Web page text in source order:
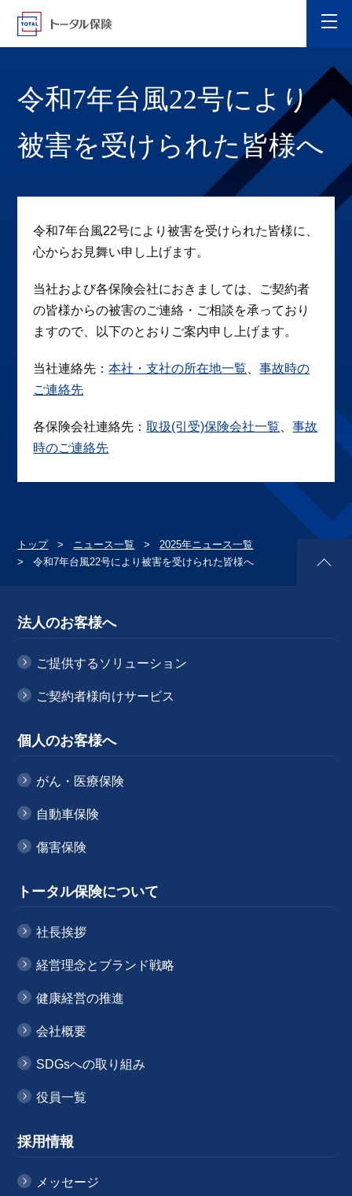
令和7年台風22号により
被害を受けられた皆様へ
令和7年台風22号により被害を受けられた皆様に、
心からお見舞い申し上げます。
当社および各保険会社におきましては、ご契約者
の皆様からの被害のご連絡・ご相談を承っており
ますので、以下のとおりご案内申し上げます。
当社連絡先：本社・支社の所在地一覧 、事故時の
ご連絡先
各保険会社連絡先：取扱(引受)保険会社一覧 、事故
時のご連絡先
トップ ニュース一覧
2025年ニュース一覧
令和7年台風22号により被害を受けられた皆様へ
法人のお客様へ
ご提供するソリューション
ご契約者様向けサービス
個人のお客様へ
がん・医療保険
自動車保険
傷害保険
トータル保険について
社長挨拶
経営理念とブランド戦略
健康経営の推進
会社概要
SDGsへの取り組み
役員一覧
採用情報
メッセージ